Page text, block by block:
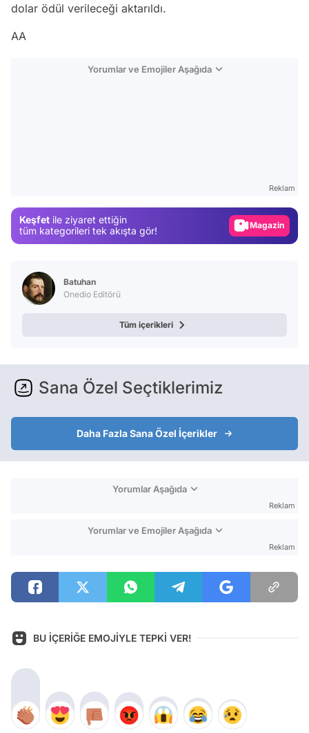
dolar ödül verileceği aktarıldı.
AA
Yorumlar ve Emojiler Aşağıda
Reklam
Keşfet ile ziyaret ettiğin
tüm kategorileri tek akışta gör!
Magazin
Video
Batuhan
Onedio Editörü
Tüm içerikleri
Sana Özel Seçtiklerimiz
Daha Fazla Sana Özel İçerikler
Yorumlar Aşağıda
Reklam
Yorumlar ve Emojiler Aşağıda
Reklam
BU İÇERİĞE EMOJİYLE TEPKİ VER!